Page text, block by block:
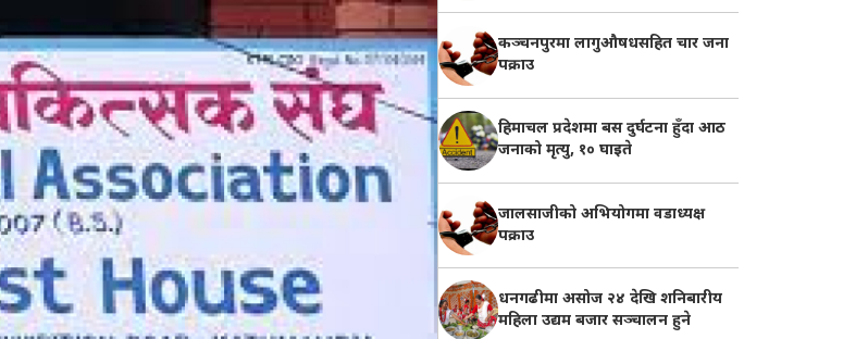
कञ्चनपुरमा लागुऔषधसहित चार जना
पक्राउ
हिमाचल प्रदेशमा बस दुर्घटना हुँदा आठ
जनाको मृत्यु, १० घाइते
जालसाजीको अभियोगमा वडाध्यक्ष
पक्राउ
धनगढीमा असोज २४ देखि शनिबारीय
महिला उद्यम बजार सञ्चालन हुने